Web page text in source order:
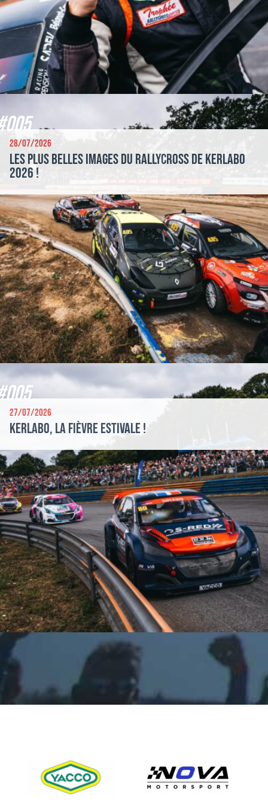
28/07/2026
Les plus belles images du Rallycross de Kerlabo
2026 !
27/07/2026
Kerlabo, la fièvre estivale !